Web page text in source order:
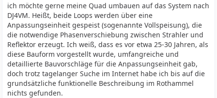
ich möchte gerne meine Quad umbauen auf das System nach
DJ4VM. Heißt, beide Loops werden über eine
Anpassungseinheit gespeist (sogenannte Vollspeisung), die
die notwendige Phasenverschiebung zwischen Strahler und
Reflektor erzeugt. Ich weiß, dass es vor etwa 25-30 Jahren, als
diese Bauform vorgestellt wurde, umfangreiche und
detaillierte Bauvorschläge für die Anpassungseinheit gab,
doch trotz tagelanger Suche im Internet habe ich bis auf die
grundsätzliche funktionelle Beschreibung im Rothammel
nichts gefunden.